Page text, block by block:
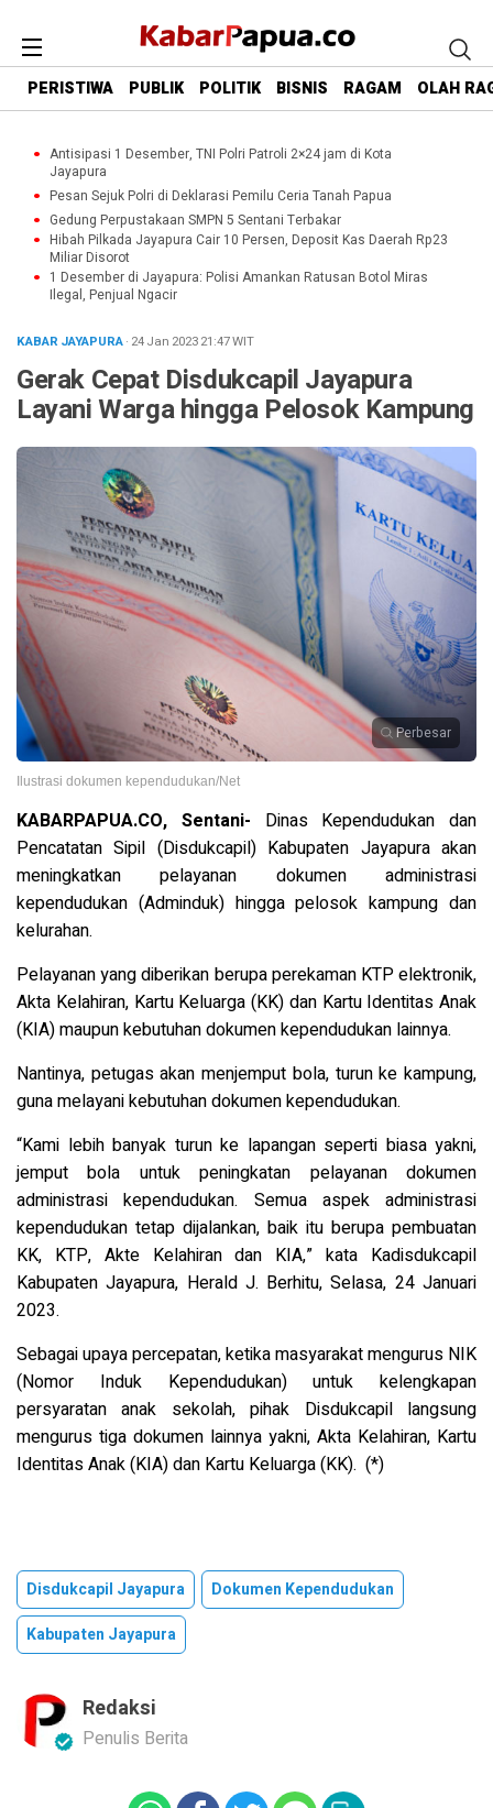
PERISTIWA PUBLIK POLITIK BISNIS RAGAM OLAH
Antisipasi 1 Desember, TNI Polri Patroli 2×24 jam di Kota
Jayapura
Pesan Sejuk Polri di Deklarasi Pemilu Ceria Tanah Papua
Gedung Perpustakaan SMPN 5 Sentani Terbakar
Hibah Pilkada Jayapura Cair 10 Persen, Deposit Kas Daerah Rp23
Miliar Disorot
1 Desember di Jayapura: Polisi Amankan Ratusan Botol Miras
Ilegal, Penjual Ngacir
KABAR JAYAPURA· 24 Jan 202321:47WIT
Gerak Cepat Disdukcapil Jayapura
Layani Warga hingga Pelosok Kampung
Perbesar
Ilustrasi dokumen kependudukan/Net
KABARPAPUA.CO, Sentani- Dinas Kependudukan dan
Pencatatan Sipil (Disdukcapil) Kabupaten Jayapura akan
meningkatkan pelayanan dokumen administrasi
kependudukan (Adminduk) hingga pelosok kampung dan
kelurahan.
Pelayanan yang diberikan berupa perekaman KTP elektronik,
Akta Kelahiran, Kartu Keluarga (KK) dan Kartu Identitas Anak
(KIA) maupun kebutuhan dokumen kependudukan lainnya.
Nantinya, petugas akan menjemput bola, turun ke kampung,
guna melayani kebutuhan dokumen kependudukan.
“Kami lebih banyak turun ke lapangan seperti biasa yakni,
jemput bola untuk peningkatan pelayanan dokumen
administrasi kependudukan. Semua aspek administrasi
kependudukan tetap dijalankan, baik itu berupa pembuatan
KK, KTP, Akte Kelahiran dan KIA,” kata Kadisdukcapil
Kabupaten Jayapura, Herald J. Berhitu, Selasa, 24 Januari
2023.
Sebagai upaya percepatan, ketika masyarakat mengurus NIK
(Nomor Induk Kependudukan) untuk kelengkapan
persyaratan anak sekolah, pihak Disdukcapil langsung
mengurus tiga dokumen lainnya yakni, Akta Kelahiran, Kartu
Identitas Anak (KIA) dan Kartu Keluarga (KK). (*)
Disdukcapil Jayapura
Dokumen Kependudukan
Kabupaten Jayapura
Redaksi
Penulis Berita